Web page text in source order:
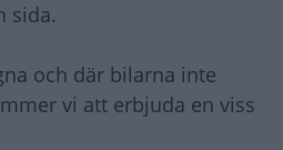
sida.
och där bilarna inte
vi att erbjuda en viss